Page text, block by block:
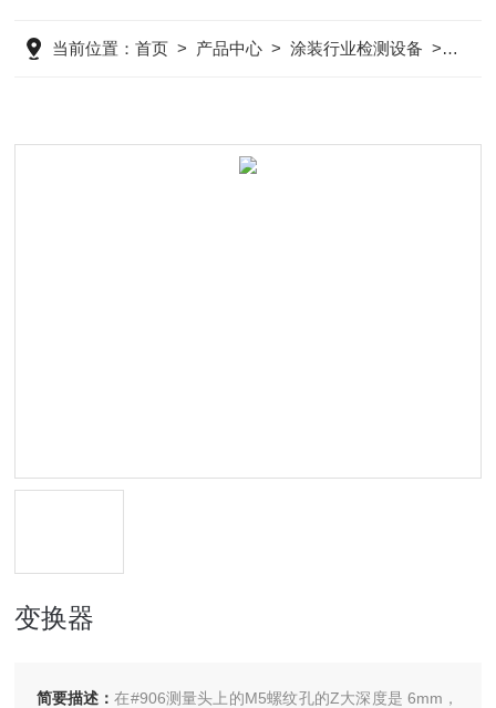
当前位置：首页 > 产品中心 >涂装行业检测设备 > 附着
变换器
简要描述：在#906测量头上的M5螺纹孔的Z大深度是 6mm，